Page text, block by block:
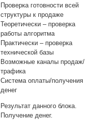
Проверка готовности всей
структуры к продаже
Теоретически – проверка
работы алгоритма
Практически – проверка
технической базы
Возможные каналы продаж/
трафика
Система оплаты/получения
денег
Результат данного блока.
Получение денег.